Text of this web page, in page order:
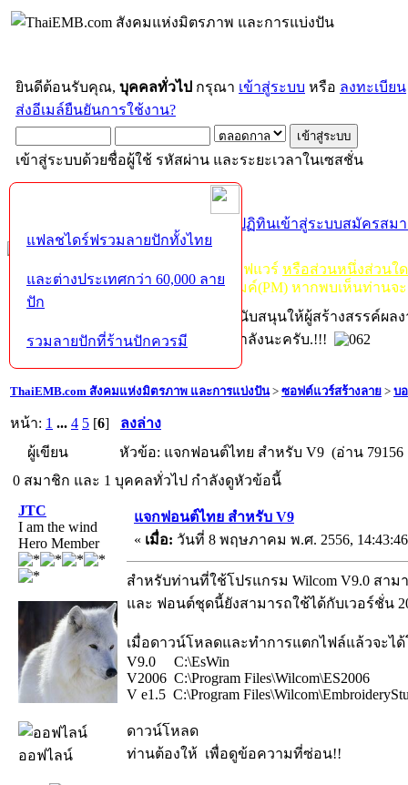
ยินดีต้อนรับคุณ, บุคคลทั่วไป กรุณา เข้าสู่ระบบ หรือ ลงทะเบียน
ส่งอีเมล์ยืนยันการใช้งาน?
เข้าสู่ระบบด้วยชื่อผู้ใช้ รหัสผ่าน และระยะเวลาในเซสชั่น
ปฏิทินเข้าสู่ระบบสมัครสม
กฏ-กติกา ห้ามจำหน่าย, จ่ายแจก ซอฟแวร์ หรือส่วนหนึ่งส่วนใ
ไม่ว่าจะเป็นทางหน้าบอร์ด หรือหลังไมค์(PM) หากพบเห็นท่านจ
หากท่านถูกในในผลงาน หรืออยากสนับสนุนให้ผู้สร้างสรรค์ผล
โปรดช่วยบริจาคให้ผู้จัดทำบ้างตามกำลังนะครับ.!!!
ThaiEMB.com สังคมแห่งมิตรภาพ และการแบ่งปัน> ซอฟต์แวร์สร้างลาย > บ
หน้า: 1 ... 4 5 [6] ลงล่าง
ผู้เขียน
หัวข้อ: แจกฟอนต์ไทย สำหรับ V9 (อ่าน 79156
0 สมาชิก และ 1 บุคคลทั่วไป กำลังดูหัวข้อนี้
JTC
I am the wind
Hero Member
ออฟไลน์
แจกฟอนต์ไทย สำหรับ V9
« เมื่อ: วันที่ 8 พฤษภาคม พ.ศ. 2556,
สำหรับท่านที่ใช้โปรแกรม Wilcom V9.0 สา
และ ฟอนต์ชุดนี้ยังสามารถใช้ได้กับเวอร์ชั่น
เมื่อดาวน์โหลดและทำการแตกไฟล์แล้วจะได้
V9.0 C:\EsWin
V2006 C:\Program Files\Wilcom\ES2006
V e1.5 C:\Program
ดาวน์โหลด
ท่านต้องให้ เพื่อดูข้อความที่ซ่อน!!
แฟลชไดร์ฟรวมลายปักทั้งไทย
และต่างประเทศกว่า 60,000 ลาย
ปัก
รวมลายปักที่ร้านปักควรมี